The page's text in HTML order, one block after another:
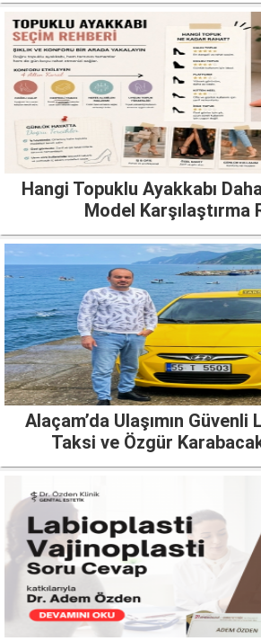
Hangi Topuklu Ayakkabı
Model Karşılaştırma
Alaçam’da Ulaşımın Güvenli
Taksi ve Özgür